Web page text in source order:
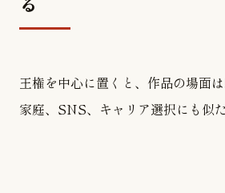
王権を中心に置くと、作品の場面は
家庭、SNS、キャリア選択にも似